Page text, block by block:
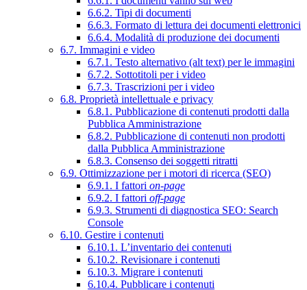
6.6.2. Tipi di documenti
6.6.3. Formato di lettura dei documenti elettronici
6.6.4. Modalità di produzione dei documenti
6.7. Immagini e video
6.7.1. Testo alternativo (alt text) per le immagini
6.7.2. Sottotitoli per i video
6.7.3. Trascrizioni per i video
6.8. Proprietà intellettuale e privacy
6.8.1. Pubblicazione di contenuti prodotti dalla
Pubblica Amministrazione
6.8.2. Pubblicazione di contenuti non prodotti
dalla Pubblica Amministrazione
6.8.3. Consenso dei soggetti ritratti
6.9. Ottimizzazione per i motori di ricerca (SEO)
6.9.1. I fattori on-page
6.9.2. I fattori off-page
6.9.3. Strumenti di diagnostica SEO: Search
Console
6.10. Gestire i contenuti
6.10.1. L’inventario dei contenuti
6.10.2. Revisionare i contenuti
6.10.3. Migrare i contenuti
6.10.4. Pubblicare i contenuti